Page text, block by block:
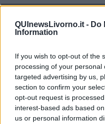
QUInewsLivorno.it - Do
Information
If you wish to opt-out of the
processing of your
targeted advertising by us,
section to confirm your
opt-out request is
interest-based ads based
us or personal information